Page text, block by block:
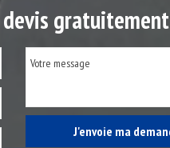
gratuitement